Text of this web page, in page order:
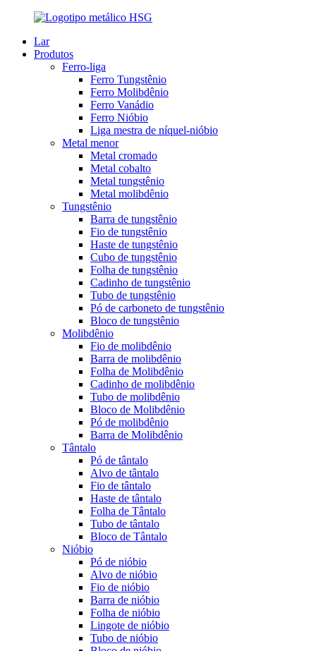
Lar
Produtos
Ferro-liga
Ferro Tungstênio
Ferro Molibdênio
Ferro Vanádio
Ferro Nióbio
Liga mestra de níquel-nióbio
Metal menor
Metal cromado
Metal cobalto
Metal tungstênio
Metal molibdênio
Tungstênio
Barra de tungstênio
Fio de tungstênio
Haste de tungstênio
Cubo de tungstênio
Folha de tungstênio
Cadinho de tungstênio
Tubo de tungstênio
Pó de carboneto de tungstênio
Bloco de tungstênio
Molibdênio
Fio de molibdênio
Barra de molibdênio
Folha de Molibdênio
Cadinho de molibdênio
Tubo de molibdênio
Bloco de Molibdênio
Pó de molibdênio
Barra de Molibdênio
Tântalo
Pó de tântalo
Alvo de tântalo
Fio de tântalo
Haste de tântalo
Folha de Tântalo
Tubo de tântalo
Bloco de Tântalo
Nióbio
Pó de nióbio
Alvo de nióbio
Fio de nióbio
Barra de nióbio
Folha de nióbio
Lingote de nióbio
Tubo de nióbio